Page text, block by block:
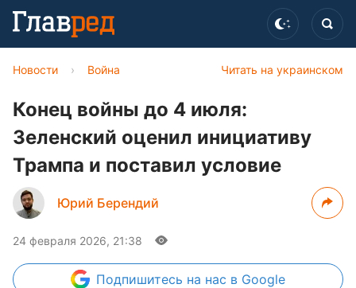
Читать на украинском
Новости › Война
Конец войны до 4 июля:
Зеленский оценил инициативу
Трампа и поставил условие
Юрий Берендий
24 февраля 2026, 21:38
Подпишитесь на нас в Google